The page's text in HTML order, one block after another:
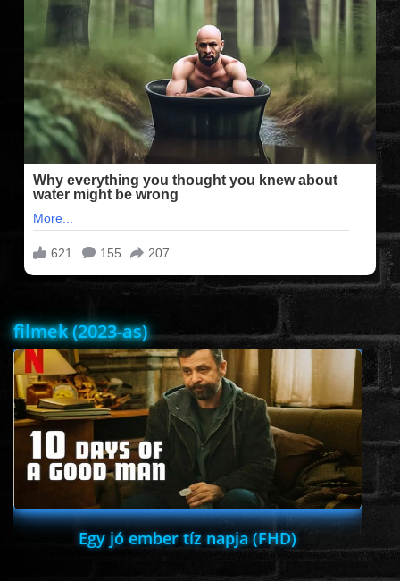
FILMEK (2025-ÖS)
FILMEK (2024-ES)
FILMEK (2023-AS)
FILMEK (2022-ES)
FELIRATOS FILMEK
AKCIÓ
VÍGJÁTÉK
HORROR
SCI-FI
ANIMÁCIÓS
filmek (2023-as)
Egy jó ember tíz napja (FHD)